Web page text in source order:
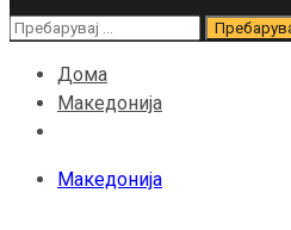
Пребарувај
Дома
Македонија
Македонија